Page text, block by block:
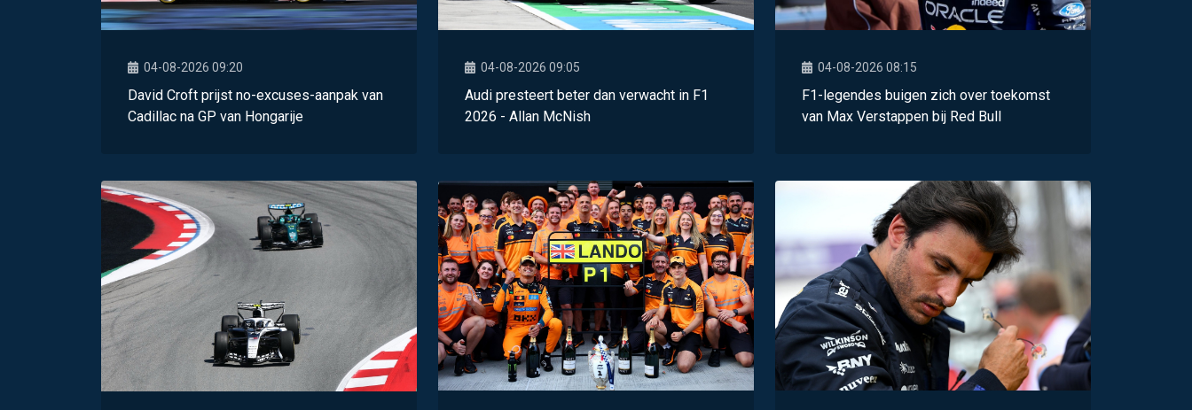
04-08-2026 09:20
David Croft prijst no-excuses-aanpak van
Cadillac na GP van Hongarije
04-08-2026 09:05
Audi presteert beter dan verwacht in F1
2026 - Allan McNish
04-08-2026 08:15
F1-legendes buigen zich over toekomst
van Max Verstappen bij Red Bull